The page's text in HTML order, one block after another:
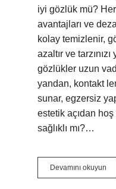
iyi gözlük mü?
avantajları ve
kolay temizlenir,
azaltır ve
gözlükler uzun
yandan, kontakt
sunar, egzersiz
estetik açıdan
sağlıklı mı?…
Devamını okuyun